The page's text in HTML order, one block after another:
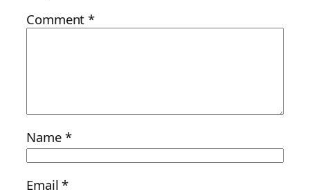
Comment*
Name *
Email*